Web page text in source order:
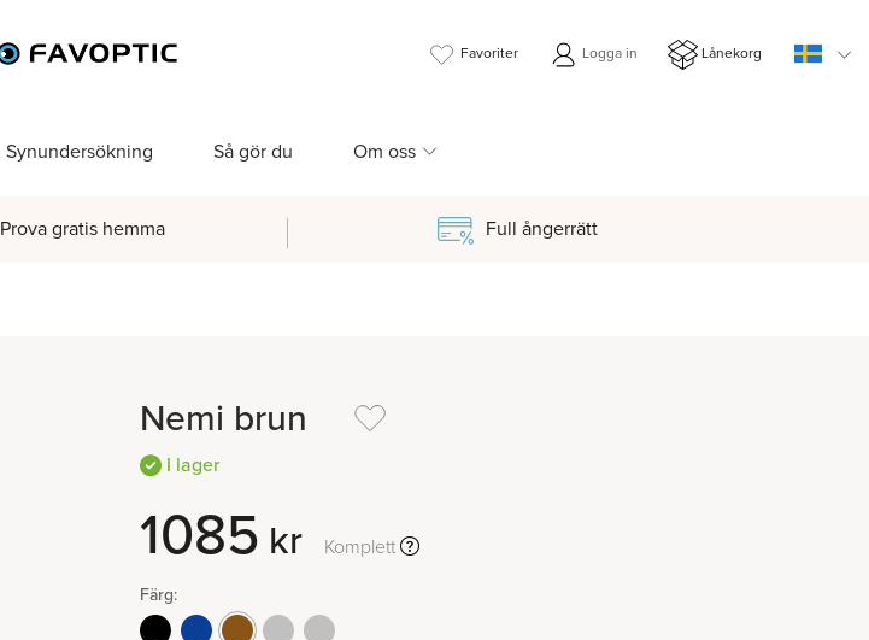
Favoriter Logga in Lånekorg
Synundersökning Så gör du Om oss
Prova gratis hemma Full ångerrätt
Nemi brun
I lager
1085 kr Komplett
Färg: